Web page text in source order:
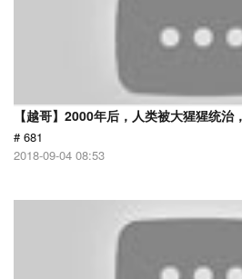
【越哥】2000年后，人类被大猩猩统治
# 681
2018-09-04 08:53